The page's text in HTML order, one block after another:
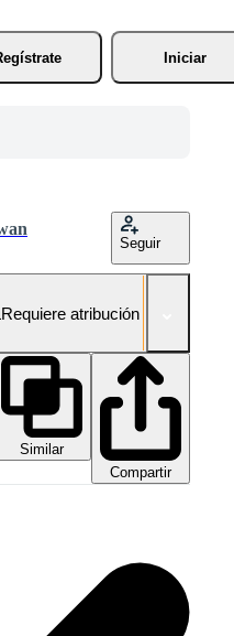
Iniciar
Seguir
Requiere atribución
Similar
Compartir